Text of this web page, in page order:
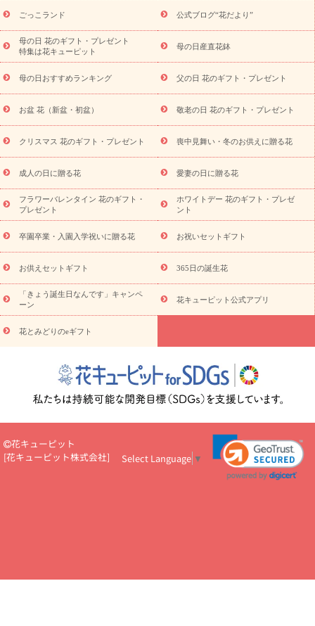
ら探す
お祝いの花特集 当日配達特急便 お祝い商品一覧
念日
結婚祝い 出産祝い 退院祝い・快気祝い
寿祝い
プチギフト ペットのお祝いフラワー
供え・お悔やみ商品一覧
お供え・お悔やみの花
四十九日法要以
降に贈る花
通夜・葬儀に贈る花
お供え お花とセットギフト
お供え プリザーブドフラワー
ペットのお供えフラワー
お盆（新
盆・初盆）
その他 お祝い返し お見舞い
お取り寄せギフト
ビジネス用
ご自宅用 観葉植物 ミディ胡蝶蘭
プリザーブ
ドフラワー
スタイルから探す アレンジメント 花束
スタ
ンド花
お祝い お供え・お悔やみ 胡蝶蘭 胡蝶蘭・花鉢
ディ胡蝶蘭・お祝い
ミディ胡蝶蘭・お供え
世界初の青色胡蝶蘭
観葉植物
観葉植物 産直多肉植物
プリザーブドフラワー
お祝い
お供え・お悔やみ 花とセットギフト
セミオーダー
プチギフト（hanamore -ハナモア-）
花とみどりのeギフト
キューピットのeGfit
カラー ピンク イエローオレンジ
レッ
ド
お花の種類 トルコキキョウ
お祝い お祝い・3000円～ お祝い・4000円～
お祝い・
5000円～
お祝い・7000円～ お祝い・ 10000円～
お供え・お
悔やみ
円～
お供え・お悔やみ・
読み物
いのマナー
定年退職祝いのマナー
お祝いを贈るときのマナー・
花キューピットのお祝いコラム一覧
誕生日のお花を「色
彩心理学」で選ぶ方法
結婚祝いの予算相場
出産祝いお役立ち情
ール
新築引っ越し祝いコラム お祝い花のマナー総まとめ
職
場上司や先輩へ贈るお祝い花の正解は？
開店祝いの花 選び方ガイ
あり)
花キューピット×専門家
CO2排出量削減 / SDGsを考える
ごっこランド 公式ブログ“花だより”
母の日 花のギフト・プレゼント
特集は花キューピット
母の日産直花鉢
母の日おすすめランキング 父の日 花のギフト・プレゼント
お盆 花（新盆・初盆） 敬老の日 花のギフト・プレゼント
クリスマス 花のギフト・プレゼント 喪中見舞い・冬のお供えに贈る花
成人の日に贈る花 愛妻の日に贈る花
フラワーバレンタイン 花のギフト・
プレゼント
ホワイトデー 花のギフト・プレゼ
ント
卒園卒業・入園入学祝いに贈る花 お祝いセットギフト
お供えセットギフト 365日の誕生花
「きょう誕生日なんです」キャンペ
ーン
花キューピット公式アプリ
花とみどりのeギフト
花キューピット
[花キューピット株式会社] Select Language ▼